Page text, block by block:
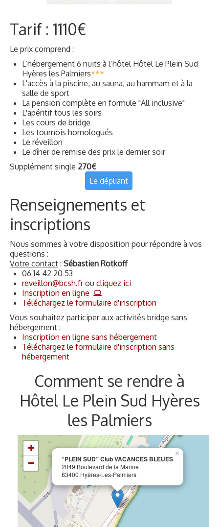
inscriptions
Nous sommes à votre disposition pour répondre à vos
questions :
Votre contact:Sébastien Rotkoff
06 14 42 20 53
reveillon@bcsh.froucliquez ici
Inscription en ligne
Téléchargez le formulaire d'inscription
Vous souhaitez participer aux activités bridge sans
hébergement :
Inscription en ligne sans hébergement
Téléchargez le formulaire d'inscription sans
hébergement
Comment se rendre à
Hôtel Le Plein Sud Hyères
les Palmiers
“PLEIN SUD” Club VACANCES BLEUES
2049 Boulevard de la Marine
83400 Hyères-Les-Palmiers
+
−
Leaflet| ©OpenStreetMap
Aéroport de Toulon/Hyères à 1 km.
Transfert gratuit depuis l'aéroport le samedi et le
dimanche. Contactez la réception du club pour
réserver la navette.
Gare SNCF de Hyères à 6 km ou gare de Toulon à
25 km (gare routière en sortant de la gare SNCF),
taxis très fréquents.
Un transfert est assuré par Plein Sud à partir de la
gare SNCF de Hyères et de la gare routière d’Hyères
(avec supplément). Service assuré le samedi de 08h
à 20h et le dimanche de 09h à 17h. (contactez l’hôtel
directement au minimum 7 jours avant votre séjour).